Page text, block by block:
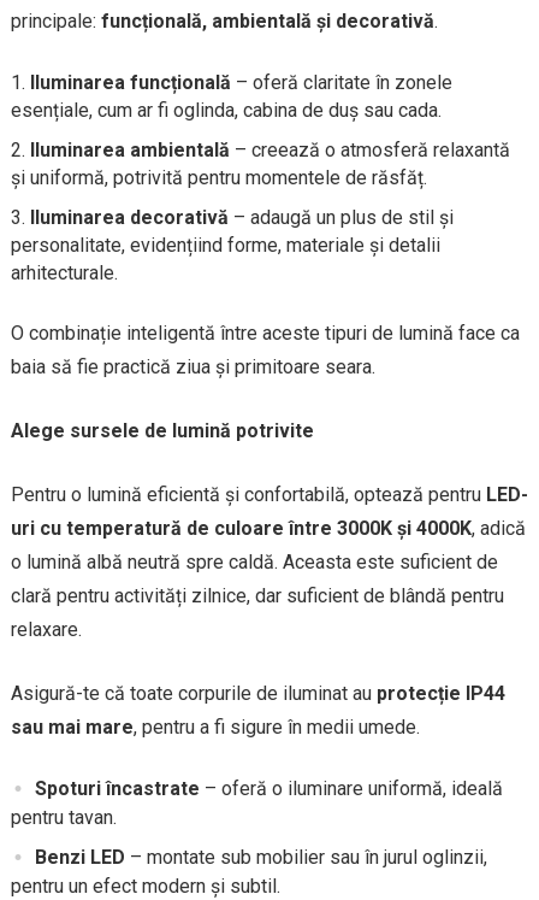
principale: funcțională, ambientală și decorativă.
Iluminarea funcțională – oferă claritate în zonele
esențiale, cum ar fi oglinda, cabina de duș sau cada.
Iluminarea ambientală – creează o atmosferă relaxantă
și uniformă, potrivită pentru momentele de răsfăț.
Iluminarea decorativă – adaugă un plus de stil și
personalitate, evidențiind forme, materiale și detalii
arhitecturale.
O combinație inteligentă între aceste tipuri de lumină face ca
baia să fie practică ziua și primitoare seara.
Alege sursele de lumină potrivite
Pentru o lumină eficientă și confortabilă, optează pentru LED-
uri cu temperatură de culoare între 3000K și 4000K, adică
o lumină albă neutră spre caldă. Aceasta este suficient de
clară pentru activități zilnice, dar suficient de blândă pentru
relaxare.
Asigură-te că toate corpurile de iluminat au protecție IP44
sau mai mare, pentru a fi sigure în medii umede.
Spoturi încastrate – oferă o iluminare uniformă, ideală
pentru tavan.
Benzi LED – montate sub mobilier sau în jurul oglinzii,
pentru un efect modern și subtil.